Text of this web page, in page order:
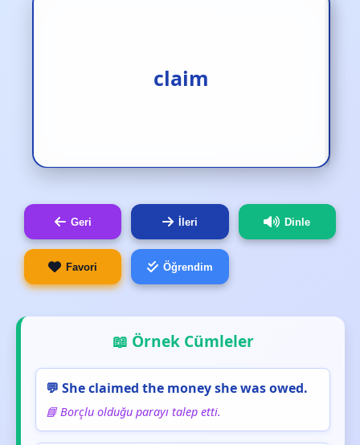
claim
iddia etmek
Geri İleri Dinle
Favori Öğrendim
📖 Örnek Cümleler
💬 She claimed the money she was owed.
📘 Borçlu olduğu parayı talep etti.